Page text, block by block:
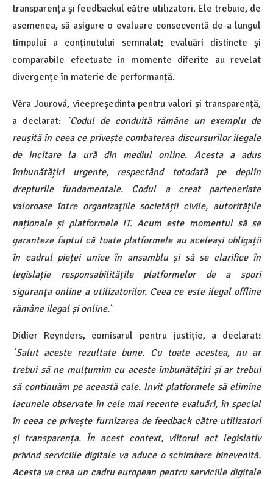
transparența și feedbackul către utilizatori. Ele trebuie, de
asemenea, să asigure o evaluare consecventă de-a lungul
timpului a conținutului semnalat; evaluări distincte și
comparabile efectuate în momente diferite au revelat
divergențe în materie de performanță.
Věra Jourová, vicepreședinta pentru valori și transparență,
a declarat:`Codul de conduită rămâne un exemplu de
reușită în ceea ce privește combaterea discursurilor ilegale
de incitare la ură din mediul online. Acesta a adus
îmbunătățiri urgente, respectând totodată pe deplin
drepturile fundamentale. Codul a creat parteneriate
valoroase între organizațiile societății civile, autoritățile
naționale și platformele IT. Acum este momentul să se
garanteze faptul că toate platformele au aceleași obligații
în cadrul pieței unice în ansamblu și să se clarifice în
legislație responsabilitățile platformelor de a spori
siguranța online a utilizatorilor. Ceea ce este ilegal offline
rămâne ilegal și online.`
Didier Reynders, comisarul pentru justiție, a declarat:
`Salut aceste rezultate bune. Cu toate acestea, nu ar
trebui să ne mulțumim cu aceste îmbunătățiri și ar trebui
să continuăm pe această cale. Invit platformele să elimine
lacunele observate în cele mai recente evaluări, în special
în ceea ce privește furnizarea de feedback către utilizatori
și transparența. În acest context, viitorul act legislativ
privind serviciile digitale va aduce o schimbare binevenită.
Acesta va crea un cadru european pentru serviciile digitale